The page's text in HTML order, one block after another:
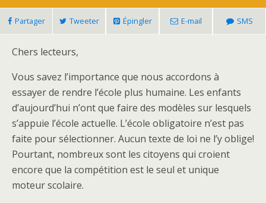
Partager Tweeter Épingler E-mail SMS
Chers lecteurs,
Vous savez l’importance que nous accordons à
essayer de rendre l’école plus humaine. Les enfants
d’aujourd’hui n’ont que faire des modèles sur lesquels
s’appuie l’école actuelle. L’école obligatoire n’est pas
faite pour sélectionner. Aucun texte de loi ne l’y oblige!
Pourtant, nombreux sont les citoyens qui croient
encore que la compétition est le seul et unique
moteur scolaire.